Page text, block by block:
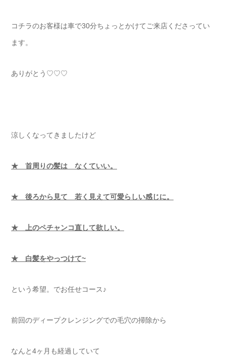
コチラのお客様は車で30分ちょっとかけてご来店くださってい
ます。
ありがとう♡♡♡
涼しくなってきましたけど
★ 首周りの髪は なくていい。
★ 後ろから見て 若く見えて可愛らしい感じに。
★ 上のペチャンコ直して欲しい。
★ 白髪をやっつけて~
という希望。でお任せコース♪
前回のディープクレンジングでの毛穴の掃除から
なんと4ヶ月も経過していて